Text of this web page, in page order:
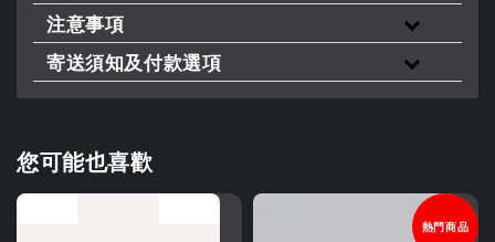
注意事項
寄送須知及付款選項
您可能也喜歡
熱門商品